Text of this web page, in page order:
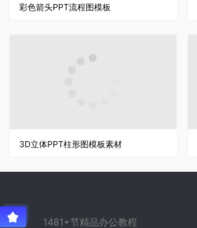
彩色箭头PPT流程图模板
3D立体PPT柱形图模板素材
1481+节精品办公教程